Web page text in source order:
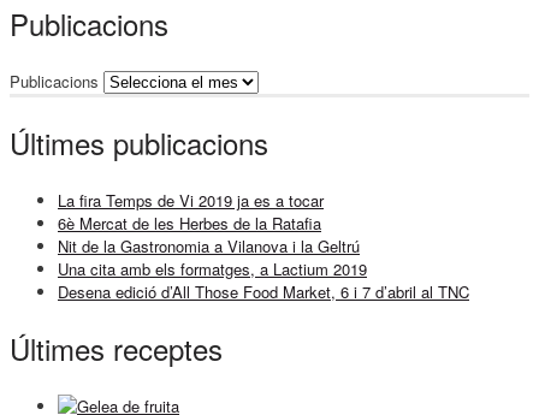
Publicacions
Publicacions
Últimes publicacions
La fira Temps de Vi 2019 ja es a tocar
6è Mercat de les Herbes de la Ratafia
Nit de la Gastronomia a Vilanova i la Geltrú
Una cita amb els formatges, a Lactium 2019
Desena edició d’All Those Food Market, 6 i 7 d’abril al TNC
Últimes receptes